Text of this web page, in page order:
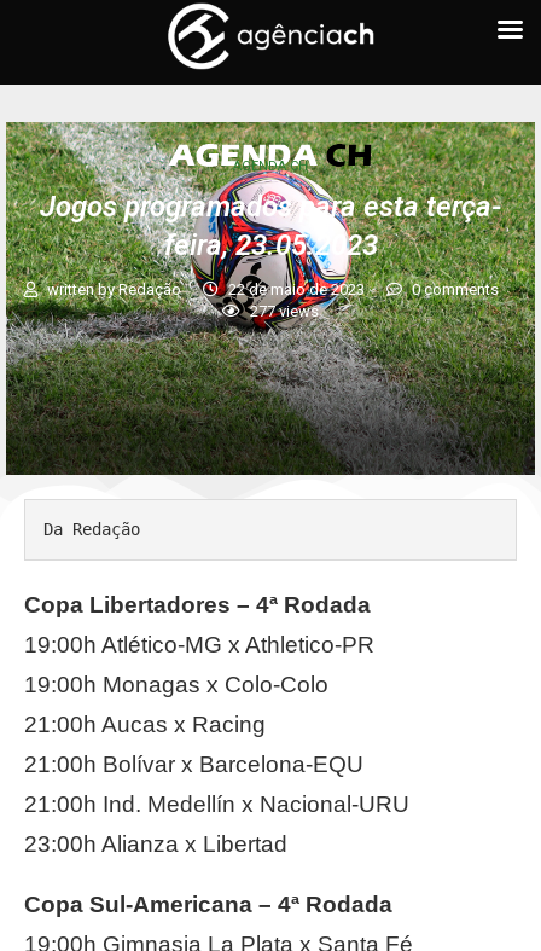
AGENDA CH
Jogos programados para esta terça-
feira, 23.05.2023
written byRedação 22 de maio de 2023
0 comments
277views
Da Redação
Copa Libertadores – 4ª Rodada
19:00h Atlético-MG x Athletico-PR
19:00h Monagas x Colo-Colo
21:00h Aucas x Racing
21:00h Bolívar x Barcelona-EQU
21:00h Ind. Medellín x Nacional-URU
23:00h Alianza x Libertad
Copa Sul-Americana – 4ª Rodada
19:00h Gimnasia La Plata x Santa Fé